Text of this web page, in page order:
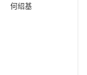
何绍基